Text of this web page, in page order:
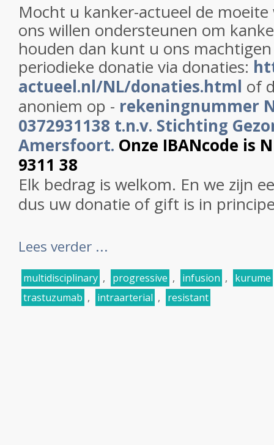
Mocht u kanker-actueel de
ons willen ondersteunen om
houden dan kunt u ons
periodieke donatie via donaties:
actueel.nl/NL/donaties.html of
anoniem op - rekeningnummer
0372931138 t.n.v. Stichting
Amersfoort. Onze IBANcode is
9311 38
Elk bedrag is welkom. En we zijn
dus uw donatie of gift is in
Lees verder ...
multidisciplinary , progressive , infusion ,
kurume
trastuzumab , intraarterial , resistant